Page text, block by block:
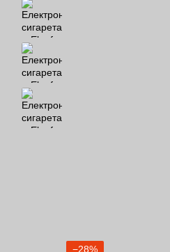
−28%